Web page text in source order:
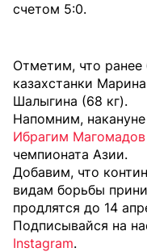
счетом 5:0.
Отметим, что ранее
казахстанки
Шалыгина (68 кг).
Напомним,
Ибрагим Магомадов
чемпионата Азии.
Добавим, что
видам борьбы
продлятся до 14
Подписывайся на
Instagram.